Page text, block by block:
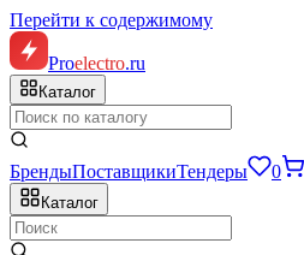
Перейти к содержимому
Proelectro.ru
Каталог
БрендыПоставщикиТендеры 0
Каталог